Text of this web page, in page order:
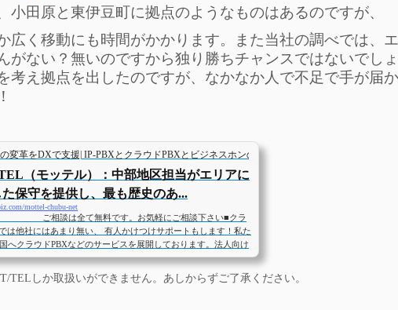
小田原と東伊豆町に拠点のようなものはあるのですが、
広く移動にも時間がかかります。また当社の調べでは、
がない？無いのですから独り勝ちチャンスではないでし
考え拠点を出したのですが、なかなか人で不足で手が届
変革をDXで支援| IP-PBXとクラウドPBXとビジネスホンの販売と保守サポート...
（モッテル）：中部地区担当がエリアに
保守を提供し、最も歴史のあ...
mottel-chubu-net
は全て無料です。お気軽にご相談下さい■クラ
は他社にはあまり無い、 有人かけつけサポートもします！私た
へクラウドPBXなどのサービスを展開しております。法人向け
サービスのMOT/TELにおいて、中部エリアのご導入後のサ
重視しサポートセンターを運営しております。特に中部エリア
、愛知県、静岡県、三重県）においては、メーカーの株式会社
TELしか取扱いができません。あしからずご了承ください。